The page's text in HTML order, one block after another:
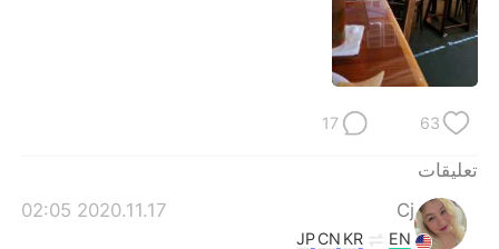
63
17
تعليقات
Cj
2020.11.17 02:05
EN
KR
CN
JP